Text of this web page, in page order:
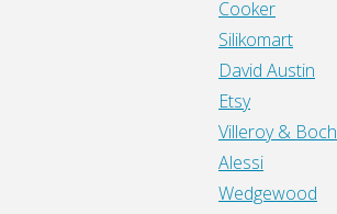
Cooker
Silikomart
David Austin
Etsy
Villeroy & Boch
Alessi
Wedgewood